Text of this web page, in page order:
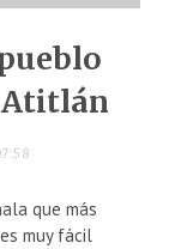
Atitlán
que más
muy fácil